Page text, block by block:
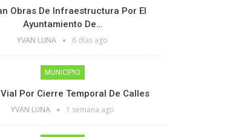
Obras De Infraestructura Por El
Ayuntamiento De…
YVAN LUNA 6 días ago
MUNICIPIO
Por Cierre Temporal De Calles
YVAN LUNA 1 semana ago